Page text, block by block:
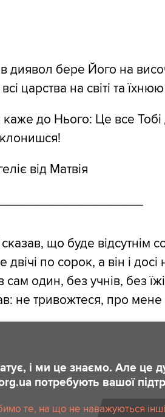
диявол бере Його на
царства на світі та
каже до Нього: Це все
від Матвія
сказав, що буде відсутнім
двічі по сорок, а він і
сам один, без учнів, без
не тривожтеся, про
і ми це знаємо. Але це
потребують вашої
те, на що не наважуються